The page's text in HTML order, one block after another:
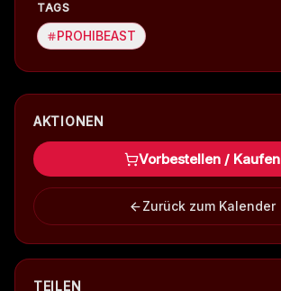
TAGS
PROHIBEAST
AKTIONEN
Vorbestellen / Kaufen
Zurück zum Kalender
TEILEN